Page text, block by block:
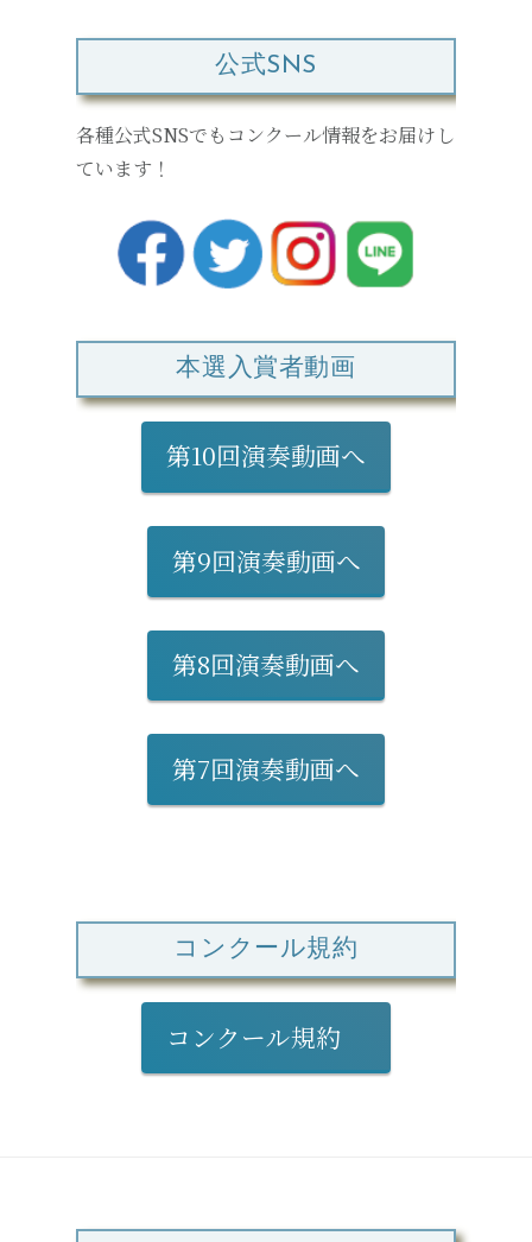
公式SNS
各種公式SNSでもコンクール情報をお届けし
ています！
本選入賞者動画
第10回演奏動画へ
第9回演奏動画へ
第8回演奏動画へ
第7回演奏動画へ
コンクール規約
コンクール規約